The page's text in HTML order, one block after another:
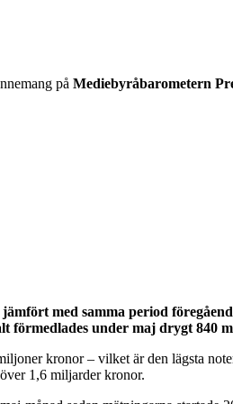
på Mediebyråbarometern
med samma period
förmedlades under maj drygt 840
kronor – vilket är den lägsta
1,6 miljarder kronor.